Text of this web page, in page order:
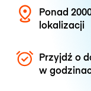
Ponad
lokalizacji
Przyjdź o
w